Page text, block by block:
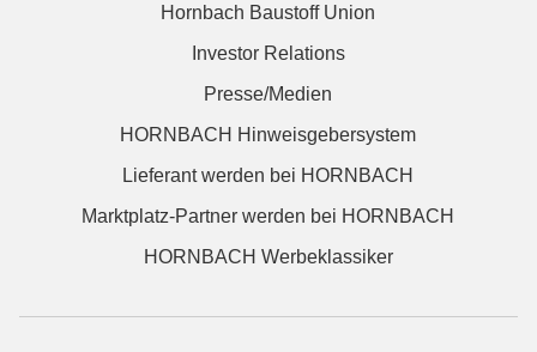
Hornbach Baustoff Union
Investor Relations
Presse/Medien
HORNBACH Hinweisgebersystem
Lieferant werden bei HORNBACH
Marktplatz-Partner werden bei HORNBACH
HORNBACH Werbeklassiker